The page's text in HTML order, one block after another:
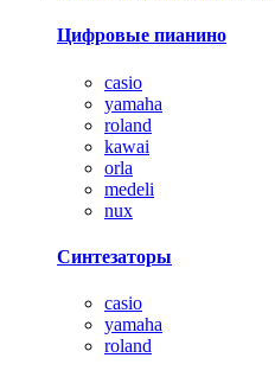
Цифровые пианино
casio
yamaha
roland
kawai
orla
medeli
nux
Синтезаторы
casio
yamaha
roland